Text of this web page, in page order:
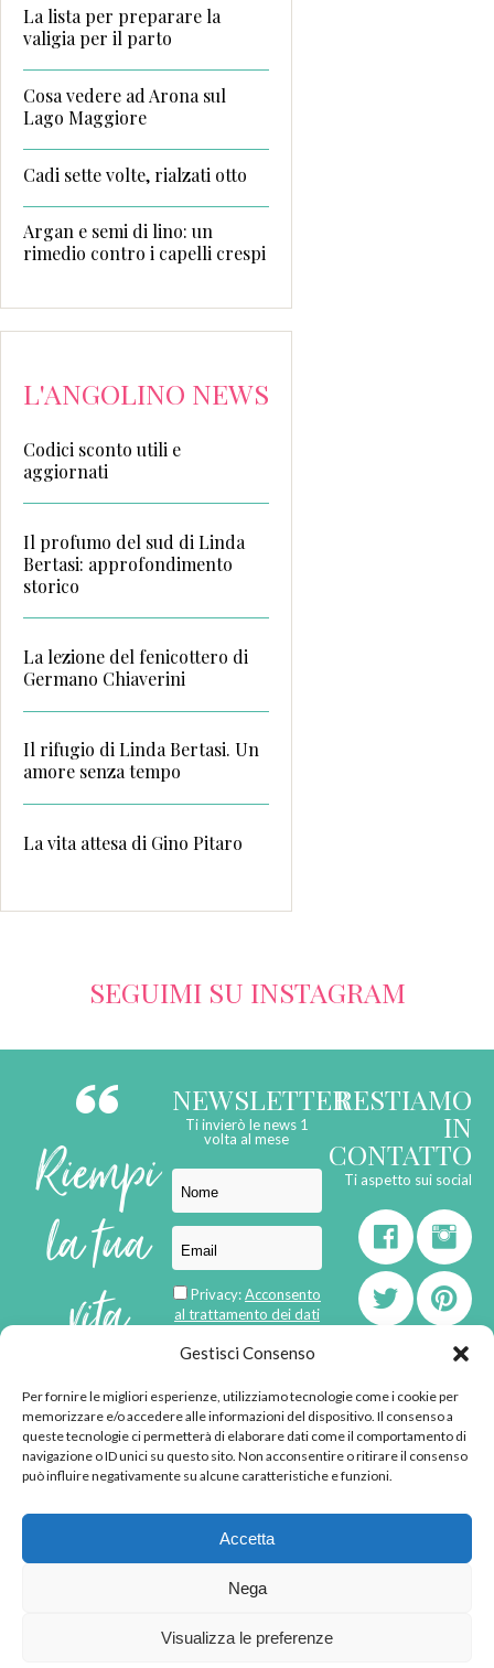
Gestisci Consenso
Per fornire le migliori esperienze, utilizziamo tecnologie come i cookie per
memorizzare e/o accedere alle informazioni del dispositivo. Il consenso a
queste tecnologie ci permetterà di elaborare dati come il comportamento di
navigazione o ID unici su questo sito. Non acconsentire o ritirare il consenso
può influire negativamente su alcune caratteristiche e funzioni.
Accetta
Nega
Visualizza le preferenze
La lista per preparare la
valigia per il parto
Cosa vedere ad Arona sul
Lago Maggiore
Cadi sette volte, rialzati otto
Argan e semi di lino: un
rimedio contro i capelli crespi
L'ANGOLINO NEWS
Codici sconto utili e
aggiornati
Il profumo del sud di Linda
Bertasi: approfondimento
storico
La lezione del fenicottero di
Germano Chiaverini
Il rifugio di Linda Bertasi. Un
amore senza tempo
La vita attesa di Gino Pitaro
SEGUIMI SU INSTAGRAM
Riempi
la tua
vita
di
emozioni
P.IVA 02592570036 -
NEWSLETTER
Ti invierò le news 1
volta al mese
Privacy:Acconsento
al trattamento dei dati
RESTIAMO
IN
CONTATTO
Ti aspetto sui social
born inMaMaStudiOs